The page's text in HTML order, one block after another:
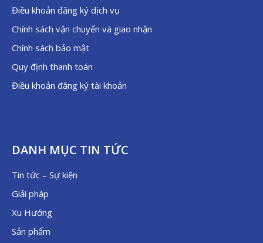
Điều khoản đăng ký dịch vụ
Chính sách vận chuyển và giao nhận
Chính sách bảo mật
Quy định thanh toán
Điều khoản đăng ký tài khoản
DANH MỤC TIN TỨC
Tin tức – Sự kiện
Giải pháp
Xu Hướng
Sản phẩm